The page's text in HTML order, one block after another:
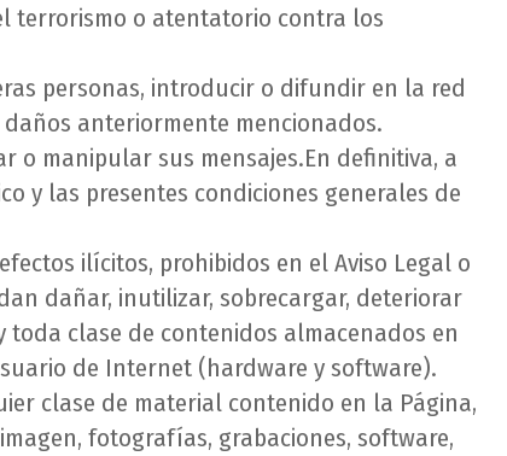
terrorismo o atentatorio contra los
personas, introducir o difundir en la red
anteriormente mencionados.
o manipular sus mensajes.En definitiva, a
y las presentes condiciones generales de
ilícitos, prohibidos en el Aviso Legal o
dañar, inutilizar, sobrecargar, deteriorar
clase de contenidos almacenados en
de Internet (hardware y software).
clase de material contenido en la Página,
fotografías, grabaciones, software,